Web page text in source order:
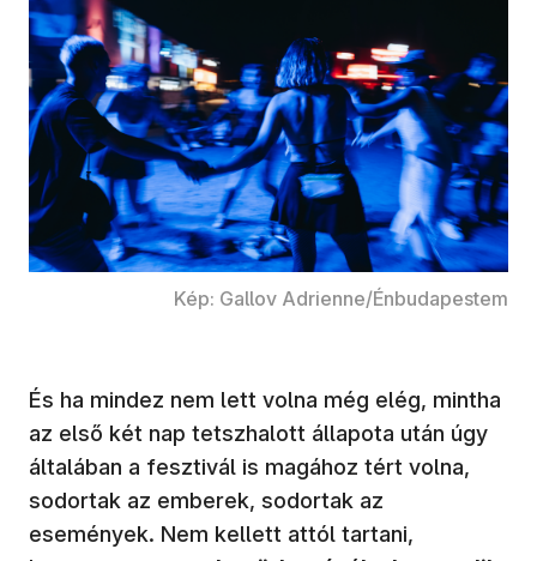
Kép: Gallov Adrienne/Énbudapestem
És ha mindez nem lett volna még elég, mintha
az első két nap tetszhalott állapota után úgy
általában a fesztivál is magához tért volna,
sodortak az emberek, sodortak az
események. Nem kellett attól tartani,